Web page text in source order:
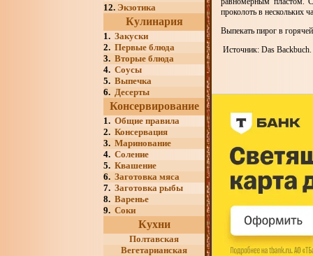
12. Экзотика
Кулинария
1. Закуски
2. Первые блюда
3. Вторые блюда
4. Соусы
5. Выпечка
6. Десерты
Консервирование
1. Общие правила
2. Консервация
3. Маринование
4. Соление
5. Квашение
6. Заготовка мяса
7. Заготовка рыбы
8. Варенье
9. Соки
Кухни
Полтавская
Вегетарианская
проколоть в нескольких
Выпекать пирог в
Источник: Das